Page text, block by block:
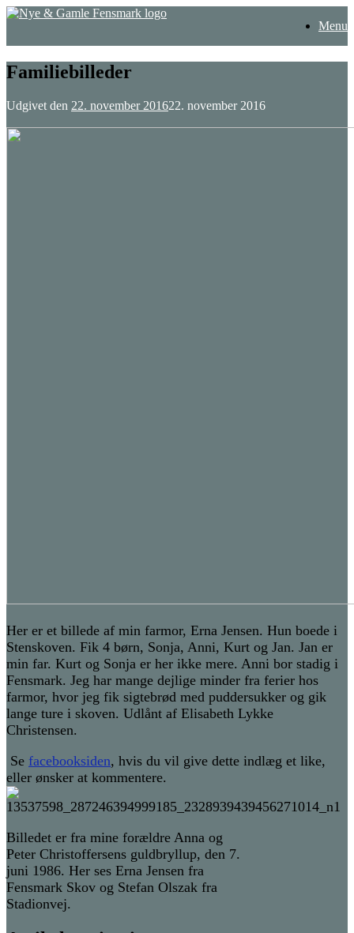
Gå
Menu
Familiebilleder
Udgivet den 22. november 201622. november 2016
Her er et billede af min farmor, Erna Jensen. Hun boede i
Stenskoven. Fik 4 børn, Sonja, Anni, Kurt og Jan. Jan er
min far. Kurt og Sonja er her ikke mere. Anni bor stadig i
Fensmark. Jeg har mange dejlige minder fra ferier hos
farmor, hvor jeg fik sigtebrød med puddersukker og gik
lange ture i skoven. Udlånt af Elisabeth Lykke
Christensen.
Se facebooksiden, hvis du vil give dette indlæg et like,
eller ønsker at kommentere.
Billedet er fra mine forældre Anna og
Peter Christoffersens guldbryllup, den 7.
juni 1986. Her ses Erna Jensen fra
Fensmark Skov og Stefan Olszak fra
Stadionvej.